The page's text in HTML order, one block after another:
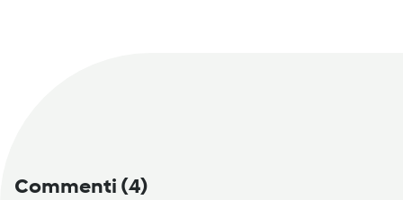
Commenti (4)